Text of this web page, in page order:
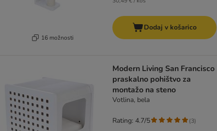
16 možnosti
Dodaj v košarico
Modern Living San Francisco
praskalno pohištvo za
montažo na steno
Votlina, bela
Rating: 4.7/5 (3)